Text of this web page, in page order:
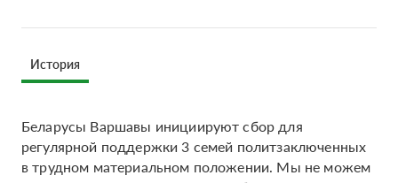
История
Беларусы Варшавы инициируют сбор для
регулярной поддержки 3 семей политзаключенных
в трудном материальном положении. Мы не можем